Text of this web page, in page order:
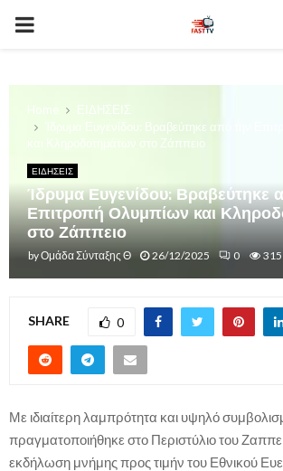
PRIMARY
Home
ΕΙΔΗΣΕΙΣ
Ίδρυμα Ευγενίδου: Βραβεύτηκε από την
και Κληροδοτημάτων στο Ζάππειο
ΕΙΔΗΣΕΙΣ
Ίδρυμα Ευγενίδου: Βραβεύτηκε
Επιτροπή Ολυμπίων και
στο Ζάππειο
byΟμάδα Σύνταξης Θ 26/12/2025 0 315
SHARE 0
Με ιδιαίτερη λαμπρότητα και υψηλό
πραγματοποιήθηκε στο Περιστύλιο του
εκδήλωση μνήμης προς τιμήν του Εθνικού